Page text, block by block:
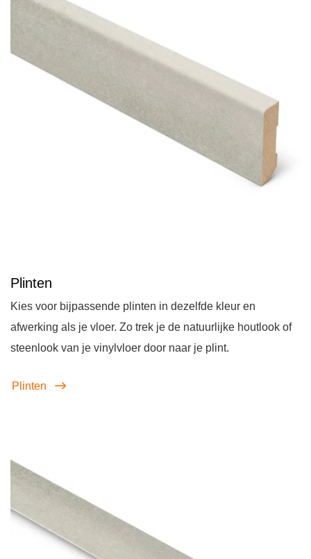
Plinten
Kies voor bijpassende plinten in dezelfde kleur en
afwerking als je vloer. Zo trek je de natuurlijke houtlook of
steenlook van je vinylvloer door naar je plint.
Plinten